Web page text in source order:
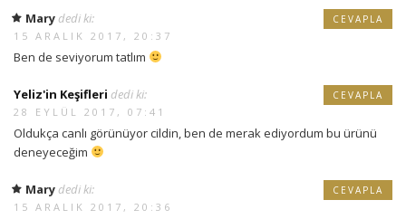
Mary dedi ki:
15 ARALIK 2017, 20:37
Ben de seviyorum tatlım
CEVAPLA
Yeliz'in Keşifleri dedi ki:
28 EYLÜL 2017, 07:41
Oldukça canlı görünüyor cildin, ben de merak ediyordum bu ürünü
deneyeceğim
CEVAPLA
Mary dedi ki:
15 ARALIK 2017, 20:36
CEVAPLA